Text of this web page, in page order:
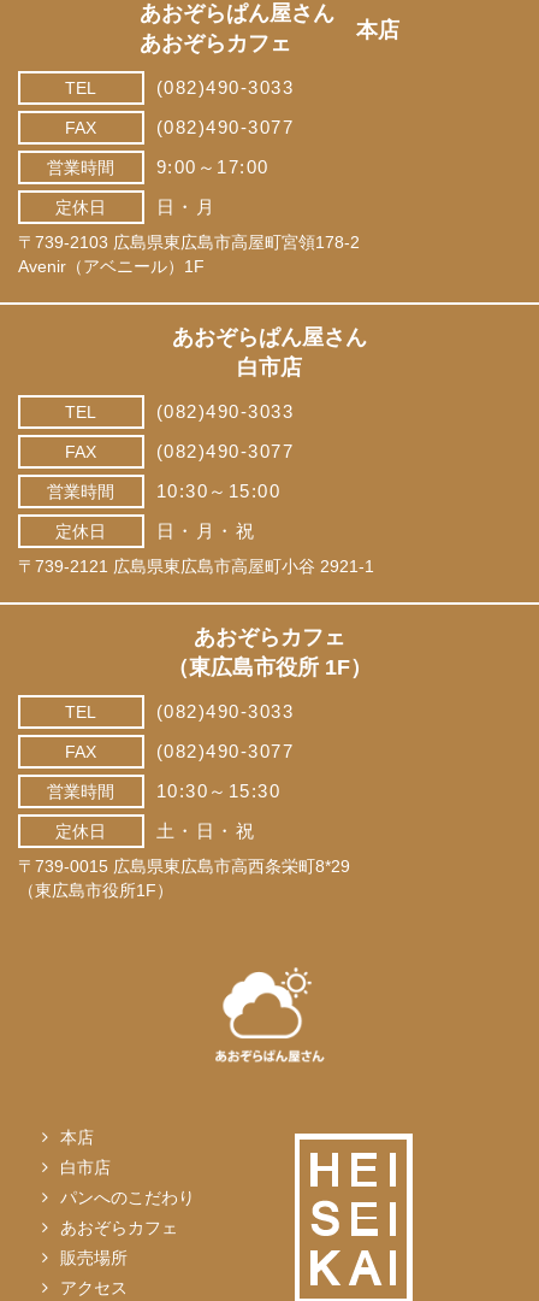
あおぞらぱん屋さん
本店
あおぞらカフェ
TEL (082)490-3033
FAX (082)490-3077
営業時間 9:00～17:00
定休日 日・月
〒739-2103 広島県東広島市高屋町宮領178-2
Avenir（アベニール）1F
あおぞらぱん屋さん
白市店
TEL (082)490-3033
FAX (082)490-3077
営業時間 10:30～15:00
定休日 日・月・祝
〒739-2121 広島県東広島市高屋町小谷 2921-1
あおぞらカフェ
（東広島市役所 1F）
TEL (082)490-3033
FAX (082)490-3077
営業時間 10:30～15:30
定休日 土・日・祝
〒739-0015 広島県東広島市高西条栄町8*29
（東広島市役所1F）
本店
白市店
パンへのこだわり
あおぞらカフェ
販売場所
アクセス